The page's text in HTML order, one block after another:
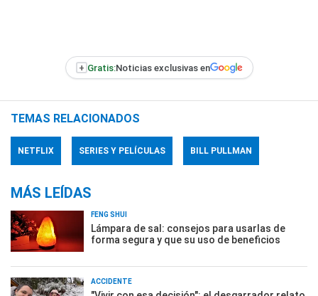
+ Gratis:Noticias exclusivas en
TEMAS RELACIONADOS
NETFLIX SERIES Y PELÍCULAS BILL PULLMAN
MÁS LEÍDAS
FENG SHUI
Lámpara de sal: consejos para usarlas de
forma segura y que su uso de beneficios
ACCIDENTE